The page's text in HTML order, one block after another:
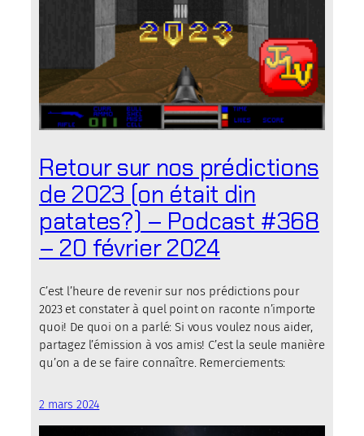
Retour sur nos prédictions
de 2023 (on était din
patates?) – Podcast #368
– 20 février 2024
C’est l’heure de revenir sur nos prédictions pour
2023 et constater à quel point on raconte n’importe
quoi! De quoi on a parlé: Si vous voulez nous aider,
partagez l’émission à vos amis! C’est la seule manière
qu’on a de se faire connaître. Remerciements:
2 mars 2024